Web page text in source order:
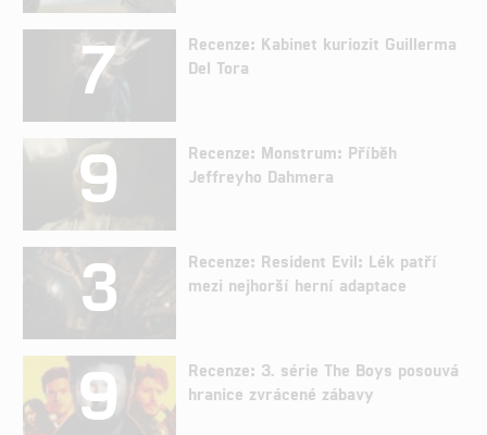
7
Recenze: Kabinet kuriozit Guillerma
Del Tora
9
Recenze: Monstrum: Příběh
Jeffreyho Dahmera
3
Recenze: Resident Evil: Lék patří
mezi nejhorší herní adaptace
9
Recenze: 3. série The Boys posouvá
hranice zvrácené zábavy